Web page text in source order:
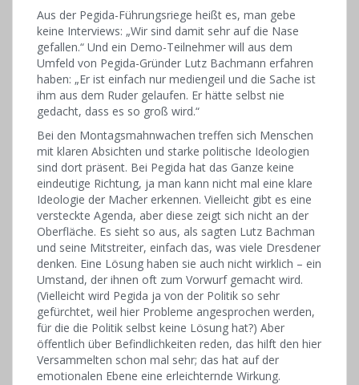
Aus der Pegida-Führungsriege heißt es, man gebe
keine Interviews: „Wir sind damit sehr auf die Nase
gefallen.“ Und ein Demo-Teilnehmer will aus dem
Umfeld von Pegida-Gründer Lutz Bachmann erfahren
haben: „Er ist einfach nur mediengeil und die Sache ist
ihm aus dem Ruder gelaufen. Er hätte selbst nie
gedacht, dass es so groß wird.“
Bei den Montagsmahnwachen treffen sich Menschen
mit klaren Absichten und starke politische Ideologien
sind dort präsent. Bei Pegida hat das Ganze keine
eindeutige Richtung, ja man kann nicht mal eine klare
Ideologie der Macher erkennen. Vielleicht gibt es eine
versteckte Agenda, aber diese zeigt sich nicht an der
Oberfläche. Es sieht so aus, als sagten Lutz Bachman
und seine Mitstreiter, einfach das, was viele Dresdener
denken. Eine Lösung haben sie auch nicht wirklich – ein
Umstand, der ihnen oft zum Vorwurf gemacht wird.
(Vielleicht wird Pegida ja von der Politik so sehr
gefürchtet, weil hier Probleme angesprochen werden,
für die die Politik selbst keine Lösung hat?) Aber
öffentlich über Befindlichkeiten reden, das hilft den hier
Versammelten schon mal sehr; das hat auf der
emotionalen Ebene eine erleichternde Wirkung.